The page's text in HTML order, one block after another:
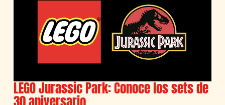
LEGO Jurassic Park: Conoce los sets de